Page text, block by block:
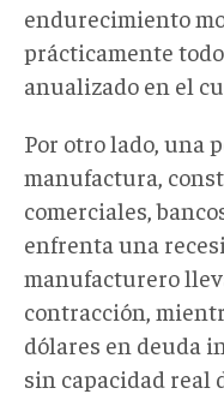
endurecimiento
prácticamente
anualizado en el
Por otro lado, una
manufactura,
comerciales,
enfrenta una
manufacturero
contracción,
dólares en deuda
sin capacidad real